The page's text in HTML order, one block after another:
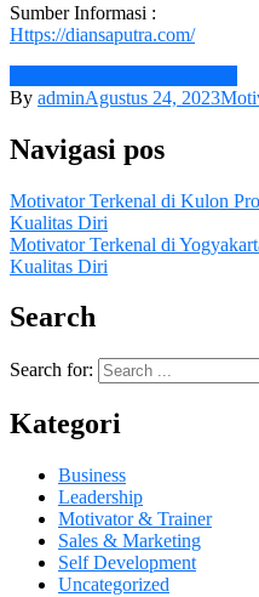
Sumber Informasi :
Https://diansaputra.com/
By adminAgustus 24, 2023
Navigasi pos
Motivator Terkenal di Kulon
Kualitas Diri
Motivator Terkenal di
Kualitas Diri
Search
Search for:
Kategori
Business
Leadership
Motivator & Trainer
Sales & Marketing
Self Development
Uncategorized